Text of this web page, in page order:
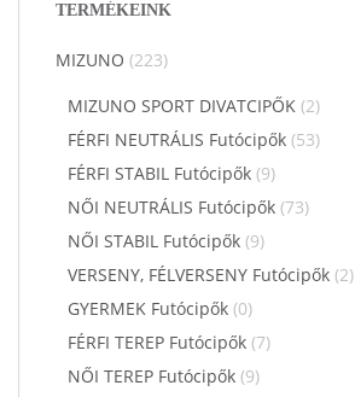
TERMÉKEINK
MIZUNO (223)
MIZUNO SPORT DIVATCIPŐK (2)
FÉRFI NEUTRÁLIS Futócipők (53)
FÉRFI STABIL Futócipők (9)
NŐI NEUTRÁLIS Futócipők (73)
NŐI STABIL Futócipők (9)
VERSENY, FÉLVERSENY Futócipők (2)
GYERMEK Futócipők (0)
FÉRFI TEREP Futócipők (7)
NŐI TEREP Futócipők (9)